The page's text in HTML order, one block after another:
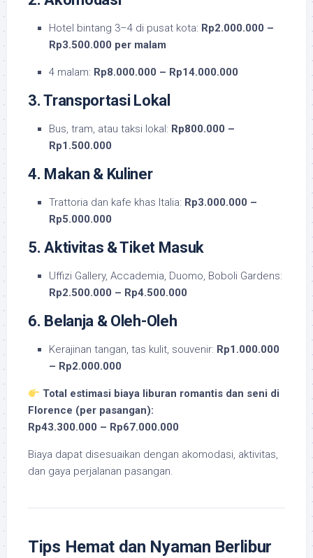
Hotel bintang 3–4 di pusat kota: Rp2.000.000 –
Rp3.500.000 per malam
4 malam: Rp8.000.000 – Rp14.000.000
3. Transportasi Lokal
Bus, tram, atau taksi lokal: Rp800.000 –
Rp1.500.000
4. Makan & Kuliner
Trattoria dan kafe khas Italia: Rp3.000.000 –
Rp5.000.000
5. Aktivitas & Tiket Masuk
Uffizi Gallery, Accademia, Duomo, Boboli Gardens:
Rp2.500.000 – Rp4.500.000
6. Belanja & Oleh-Oleh
Kerajinan tangan, tas kulit, souvenir: Rp1.000.000
– Rp2.000.000
Total estimasi biaya liburan romantis dan seni di
Florence (per pasangan):
Rp43.300.000 – Rp67.000.000
Biaya dapat disesuaikan dengan akomodasi, aktivitas,
dan gaya perjalanan pasangan.
Tips Hemat dan Nyaman Berlibur